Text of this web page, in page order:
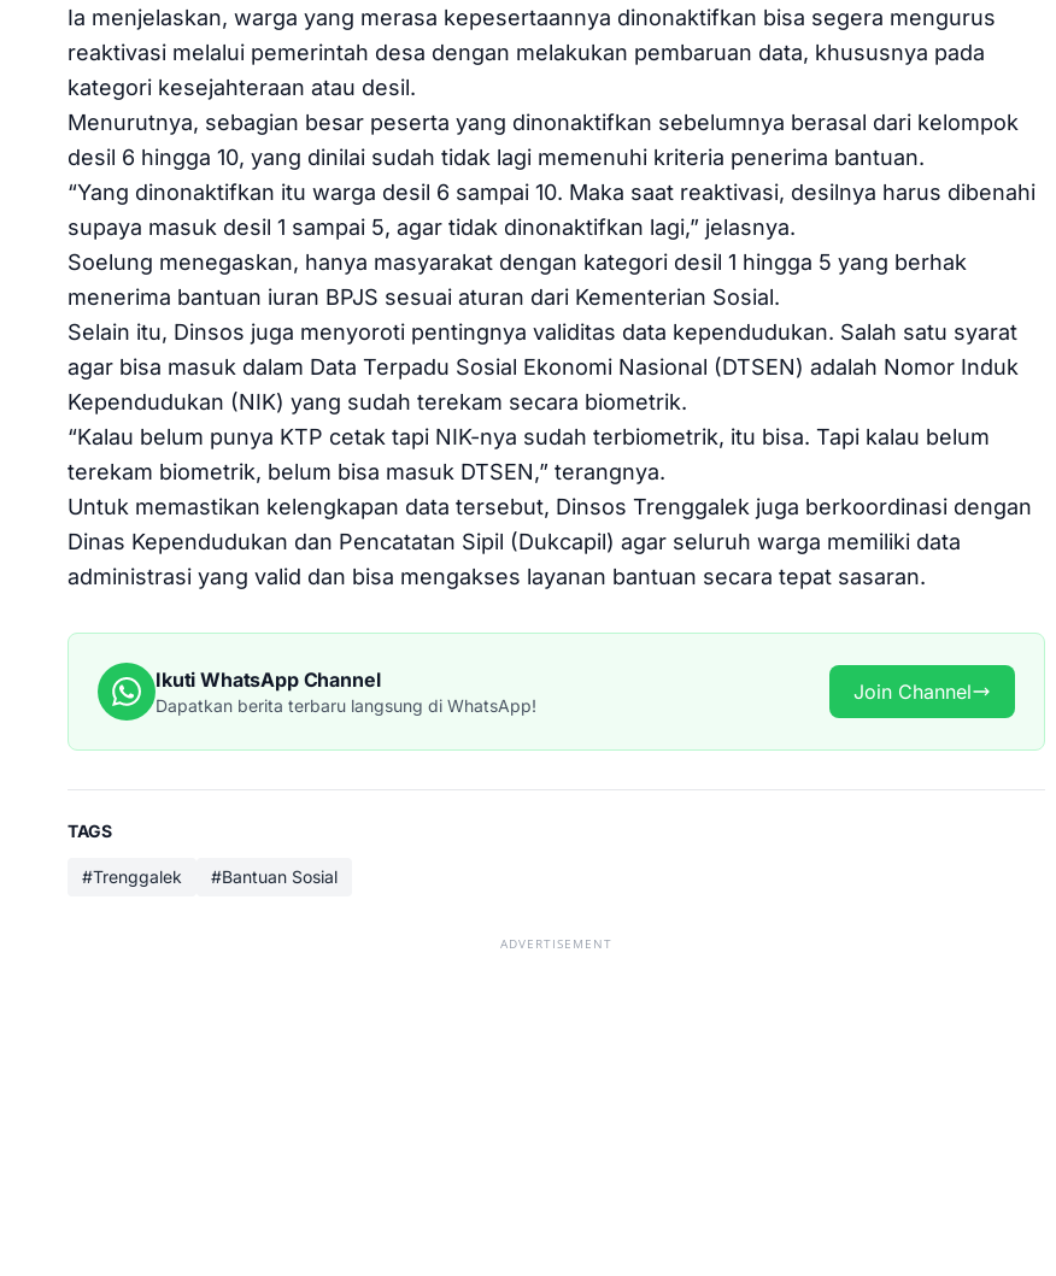
Ia menjelaskan, warga yang merasa kepesertaannya dinonaktifkan bisa segera mengurus
reaktivasi melalui pemerintah desa dengan melakukan pembaruan data, khususnya pada
kategori kesejahteraan atau desil.
Menurutnya, sebagian besar peserta yang dinonaktifkan sebelumnya berasal dari kelompok
desil 6 hingga 10, yang dinilai sudah tidak lagi memenuhi kriteria penerima bantuan.
“Yang dinonaktifkan itu warga desil 6 sampai 10. Maka saat reaktivasi, desilnya harus dibenahi
supaya masuk desil 1 sampai 5, agar tidak dinonaktifkan lagi,” jelasnya.
Soelung menegaskan, hanya masyarakat dengan kategori desil 1 hingga 5 yang berhak
menerima bantuan iuran BPJS sesuai aturan dari Kementerian Sosial.
Selain itu, Dinsos juga menyoroti pentingnya validitas data kependudukan. Salah satu syarat
agar bisa masuk dalam Data Terpadu Sosial Ekonomi Nasional (DTSEN) adalah Nomor Induk
Kependudukan (NIK) yang sudah terekam secara biometrik.
“Kalau belum punya KTP cetak tapi NIK-nya sudah terbiometrik, itu bisa. Tapi kalau belum
terekam biometrik, belum bisa masuk DTSEN,” terangnya.
Untuk memastikan kelengkapan data tersebut, Dinsos Trenggalek juga berkoordinasi dengan
Dinas Kependudukan dan Pencatatan Sipil (Dukcapil) agar seluruh warga memiliki data
administrasi yang valid dan bisa mengakses layanan bantuan secara tepat sasaran.
Ikuti WhatsApp Channel
Dapatkan berita terbaru langsung di WhatsApp!
Join Channel
TAGS
#Trenggalek #Bantuan Sosial
ADVERTISEMENT